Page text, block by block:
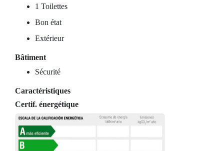
1 Toilettes
Bon état
Extérieur
Bâtiment
Sécurité
Caractéristiques
Certif. énergétique